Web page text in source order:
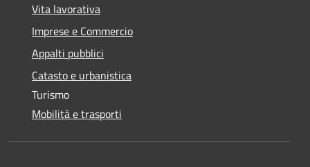
Vita lavorativa
Imprese e Commercio
Appalti pubblici
Catasto e urbanistica
Turismo
Mobilità e trasporti